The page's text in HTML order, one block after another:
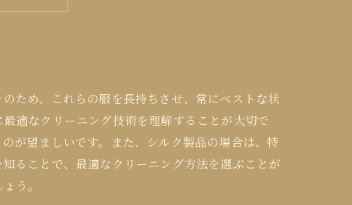
ために
ため、これらの服を長持ちさせ、常にベストな状
適なクリーニング技術を理解することが大切で
が望ましいです。また、シルク製品の場合は、特
ることで、最適なクリーニング方法を選ぶことが
う。